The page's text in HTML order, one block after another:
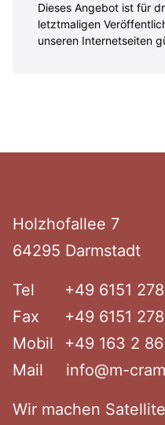
Dieses Angebot ist für
letztmaligen
unseren Internetseiten
Holzhof­allee 7
64295 Darmstadt
Tel
+49 6151
Fax
+49 6151
Mobil
+49 163 2
Mail
info@m-
Wir machen